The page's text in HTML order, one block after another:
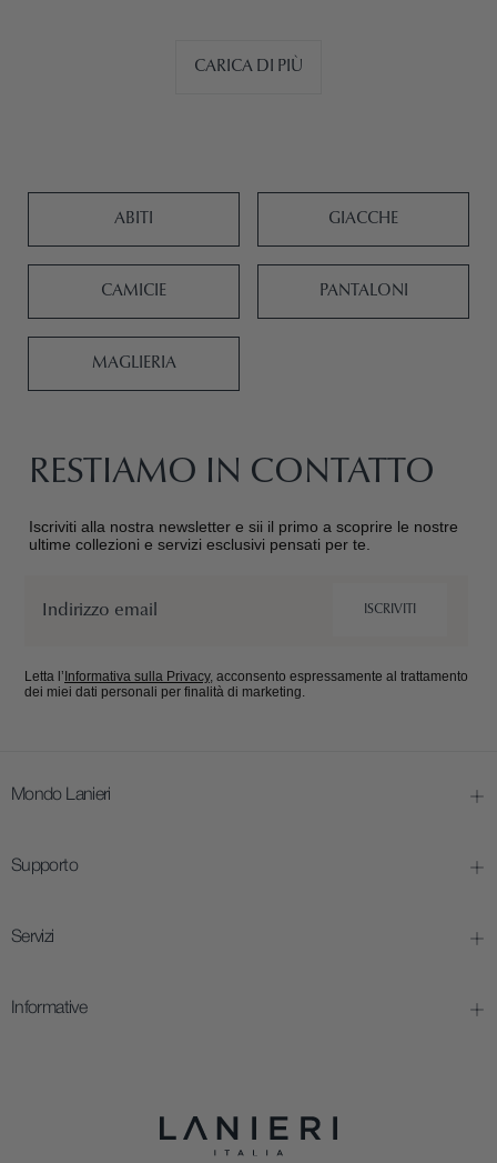
CARICA DI PIÙ
ABITI GIACCHE
CAMICIE PANTALONI
MAGLIERIA
RESTIAMO IN CONTATTO
Iscriviti alla nostra newsletter e sii il primo a scoprire le nostre
ultime collezioni e servizi esclusivi pensati per te.
ISCRIVITI
Letta l’Informativa sulla Privacy, acconsento espressamente al trattamento
dei miei dati personali per finalità di marketing.
Mondo Lanieri
Supporto
Servizi
Informative